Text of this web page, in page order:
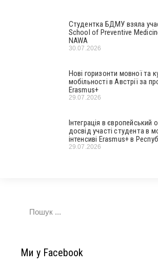
Студентка БДМУ взяла
School of Preventive
NAWA
30.07.2026
Нові горизонти мовної та
мобільності в Австрії за
Erasmus+
29.07.2026
Інтеграція в європейський
досвід участі студента в
інтенсиві Erasmus+ в
29.07.2026
Ми у Facebook